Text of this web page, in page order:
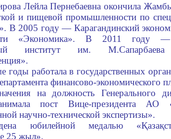
Лейла Пернебаевна окончила
и пищевой промышленности по
В 2005 году — Карагандинский
«Экономика». В 2011 году —
институт им.
годы работала в государственных
финансово-экономического
на должность Генерального
пост Вице-президента АО
научно-технической экспертизы».
юбилейной медалью
25 жыл».